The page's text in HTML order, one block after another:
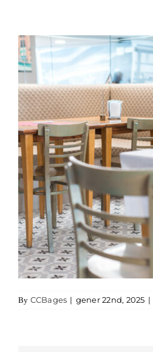
By CCBages | gener 22nd, 2025 |